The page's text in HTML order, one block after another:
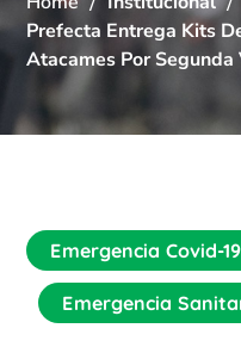
Prefecta Entrega Kits
Atacames Por Segunda
Emergencia Covid-19
Emergencia